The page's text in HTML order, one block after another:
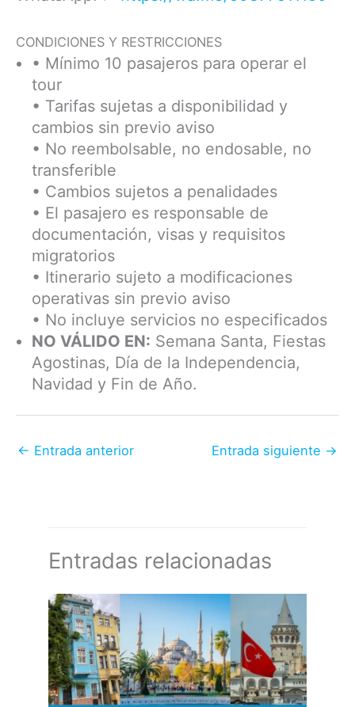
CONDICIONES Y RESTRICCIONES
• Mínimo 10 pasajeros para operar el
tour
• Tarifas sujetas a disponibilidad y
cambios sin previo aviso
• No reembolsable, no endosable, no
transferible
• Cambios sujetos a penalidades
• El pasajero es responsable de
documentación, visas y requisitos
migratorios
• Itinerario sujeto a modificaciones
operativas sin previo aviso
• No incluye servicios no especificados
NO VÁLIDO EN: Semana Santa, Fiestas
Agostinas, Día de la Independencia,
Navidad y Fin de Año.
← Entrada anterior Entrada siguiente →
Entradas relacionadas